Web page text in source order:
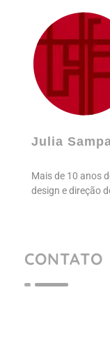
Julia
Mais de 10 anos
design e direção
CONTATO